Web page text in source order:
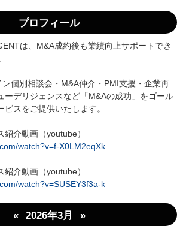
プロフィール
は、M&A成約後も業績向上サポートでき
個別相談会・M&A仲介・PMI支援・企業再
ーデリジェンスなど「M&Aの成功」をゴール
スをご提供いたします。
介動画（youtube）
watch?v=f-X0LM2eqXk
介動画（youtube）
watch?v=SUSEY3f3a-k
« 2026年3月 »